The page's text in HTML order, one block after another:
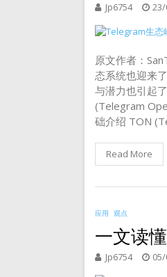
Jp6754
原文作者：
态系统也迎来
与潜力也引起
(Telegram
础介绍 TON
Read More
应用 观点
一文读
Jp6754